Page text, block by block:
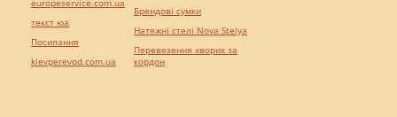
текст юа
Посилання
kievperevod.com.ua
Брендові сумки
Натяжні стелі Nova Stelya
Перевезення хворих за
кордон